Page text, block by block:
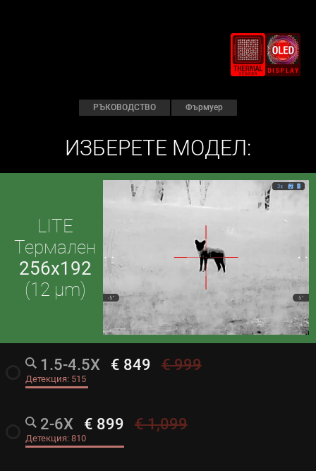
РЪКОВОДСТВО Фърмуер
ИЗБЕРЕТЕ МОДЕЛ:
LITE
Термален
256x192
(12 μm)
1.5-4.5X € 849 € 999
Детекция: 515
2-6X € 899 € 1,099
Детекция: 810